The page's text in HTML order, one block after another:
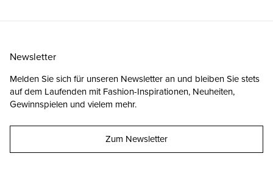
Newsletter
Melden Sie sich für unseren Newsletter an und bleiben Sie stets
auf dem Laufenden mit Fashion-Inspirationen, Neuheiten,
Gewinnspielen und vielem mehr.
Zum Newsletter